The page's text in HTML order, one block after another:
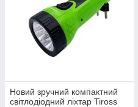
Новий зручний компактний
світлодіодний ліхтар Tiross